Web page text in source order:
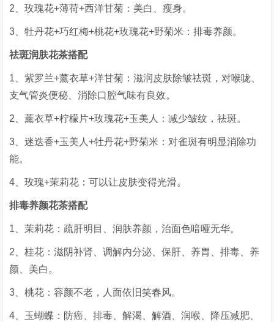
2、玫瑰花+薄荷+西洋甘菊：美白、瘦身。
3、牡丹花+巧红梅+桃花+玫瑰花+野菊米：排毒养颜。
祛斑润肤花茶搭配
1、紫罗兰+薰衣草+洋甘菊：滋润皮肤除皱祛斑，对喉咙、
支气管炎便秘、消除口腔气味有良效。
2、薰衣草+柠檬片+玫瑰花+玉美人：减少皱纹，祛斑。
3、迷迭香+玉美人+牡丹花+野菊米：对雀斑有明显消除功
能。
4、玫瑰+茉莉花：可以让皮肤变得光滑。
排毒养颜花茶搭配
1、茉莉花：疏肝明目、润肤养颜，治面色暗哑无华。
2、桂花：滋阴补肾、调解内分泌、保肝、养胃、排毒、养
颜、美白。
3、桃花：容颜不老，人面依旧笑春风。
4、玉蝴蝶：防癌、排毒、解渴、解酒、润喉、降压减肥、